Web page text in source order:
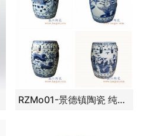
RZMo01-景德镇陶瓷 纯手绘青花 鱼草图 龙纹 八仙图 双狮抱球 圆凳 凉墩